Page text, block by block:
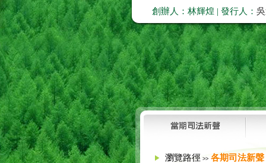
創辦人：林輝煌 | 發行人：
瀏覽路徑 >> 各期司法新聲